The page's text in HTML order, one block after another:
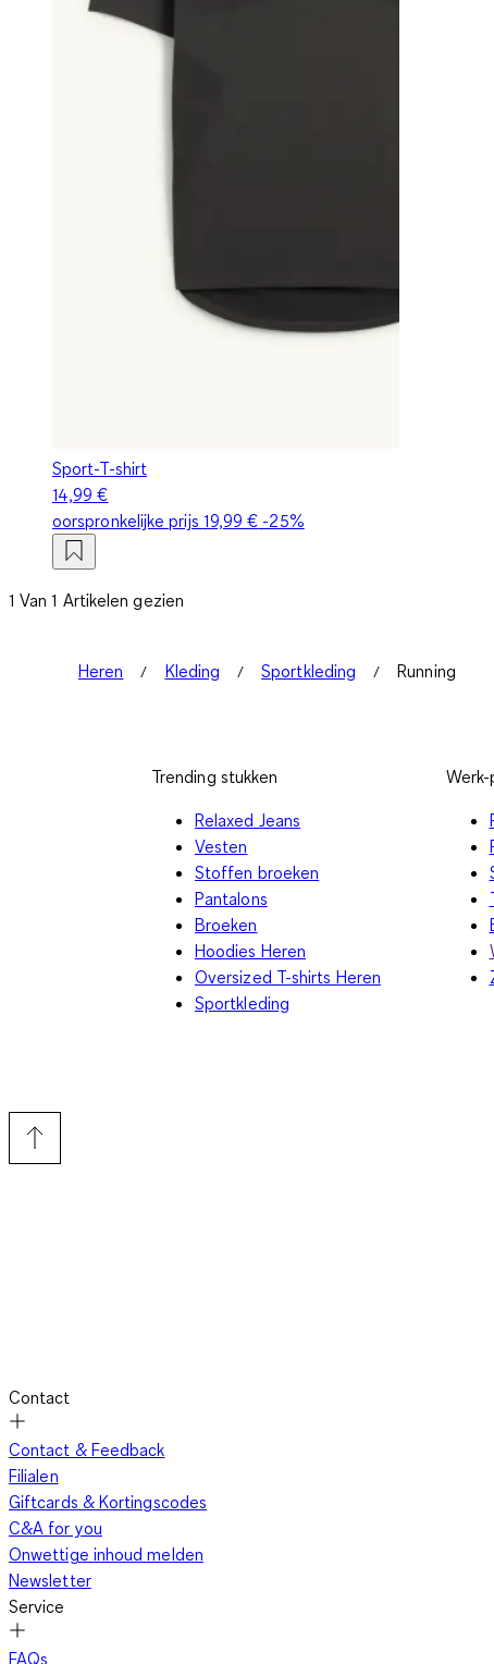
Sport-T-shirt
14,99 €
oorspronkelijke prijs 19,99 € -25%
1 Van 1 Artikelen gezien
Heren Kleding Sportkleding Running
Trending stukken
Relaxed Jeans
Vesten
Stoffen broeken
Pantalons
Broeken
Hoodies Heren
Oversized T-shirts Heren
Sportkleding
Contact
Contact & Feedback
Filialen
Giftcards & Kortingscodes
C&A for you
Onwettige inhoud melden
Newsletter
Service
FAQs